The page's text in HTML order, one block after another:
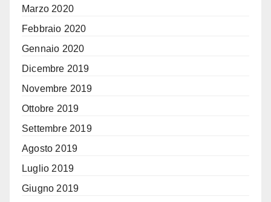
Marzo 2020
Febbraio 2020
Gennaio 2020
Dicembre 2019
Novembre 2019
Ottobre 2019
Settembre 2019
Agosto 2019
Luglio 2019
Giugno 2019